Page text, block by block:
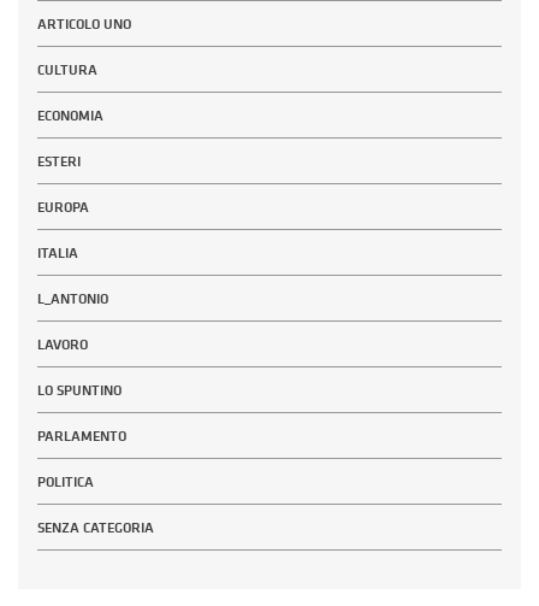
ARTICOLO UNO
CULTURA
ECONOMIA
ESTERI
EUROPA
ITALIA
L_ANTONIO
LAVORO
LO SPUNTINO
PARLAMENTO
POLITICA
SENZA CATEGORIA